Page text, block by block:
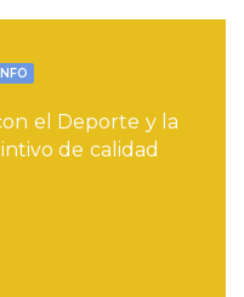
INFO
el Deporte y la
de calidad